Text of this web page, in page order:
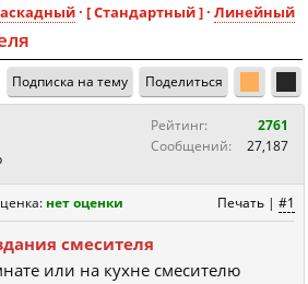
· [ Стандартный ] · Линейный
Подписка на тему Поделиться
Рейтинг:
2761
Сообщений:
27,187
Печать | #1
нет оценки
смесителя
или на кухне смесителю